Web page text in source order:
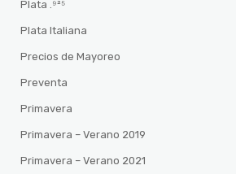
Plata .⁹²⁵
Plata Italiana
Precios de Mayoreo
Preventa
Primavera
Primavera – Verano 2019
Primavera – Verano 2021